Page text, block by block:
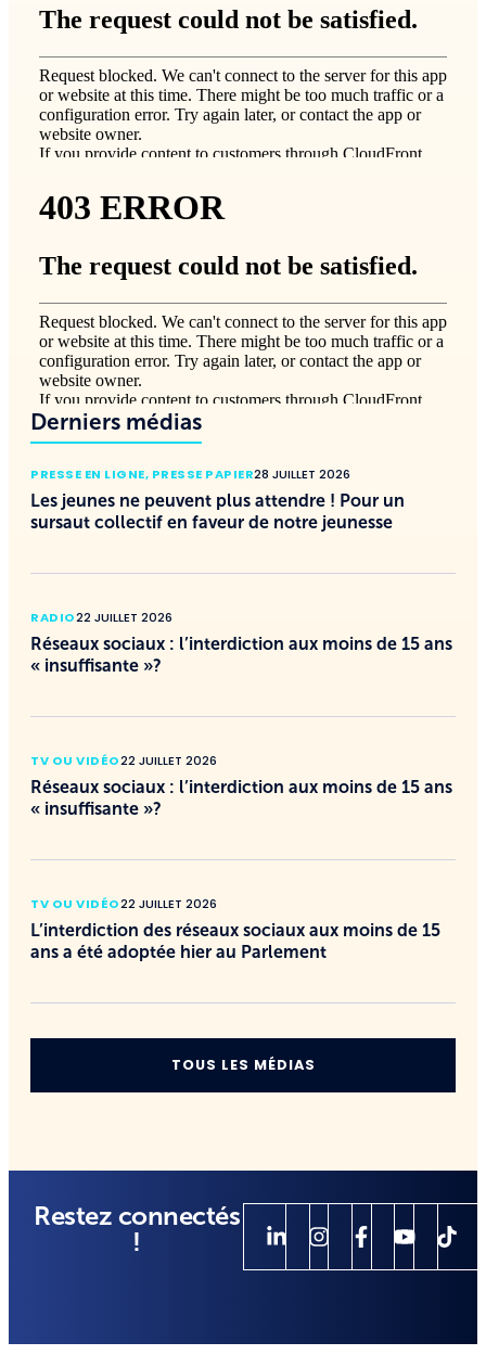
Derniers médias
PRESSE EN LIGNE, PRESSE PAPIER28 JUILLET 2026
Les jeunes ne peuvent plus attendre ! Pour un
sursaut collectif en faveur de notre jeunesse
RADIO22 JUILLET 2026
Réseaux sociaux : l’interdiction aux moins de 15 ans
« insuffisante »?
TV OU VIDÉO22 JUILLET 2026
Réseaux sociaux : l’interdiction aux moins de 15 ans
« insuffisante »?
TV OU VIDÉO22 JUILLET 2026
L’interdiction des réseaux sociaux aux moins de 15
ans a été adoptée hier au Parlement
TOUS LES MÉDIAS
Restez connectés
!